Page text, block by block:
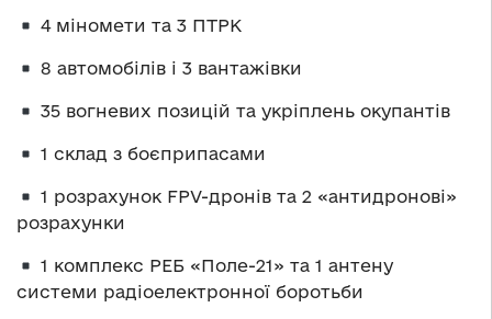
4 міномети та 3 ПТРК
8 автомобілів і 3 вантажівки
35 вогневих позицій та укріплень окупантів
1 склад з боєприпасами
1 розрахунок FPV-дронів та 2 «антидронові»
розрахунки
1 комплекс РЕБ «Поле-21» та 1 антену
системи радіоелектронної боротьби